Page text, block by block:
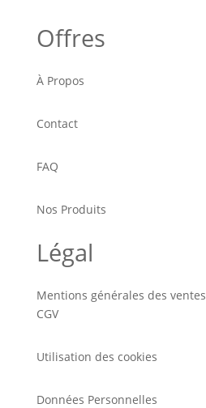
Offres
À Propos
Contact
FAQ
Nos Produits
Légal
Mentions générales des ventes
CGV
Utilisation des cookies
Données Personnelles